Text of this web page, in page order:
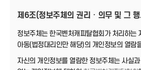
제6조(정보주체의 권리ㆍ의무 및 그
정보주체는 한국벤처캐피탈협회가 처리하는
아동(법정대리인만 해당)의 개인정보의 열람
자신의 개인정보를 열람한 정보주체는 사실